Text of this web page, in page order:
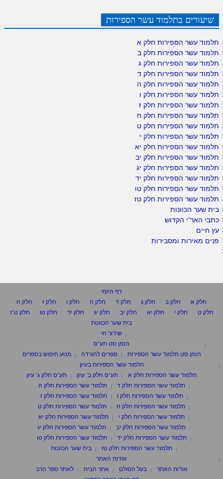
שיעורים בתלמוד עשר הספירות
תלמוד עשר הספירות חלק א
תלמוד עשר הספירות חלק ב
תלמוד עשר הספירות חלק ג
תלמוד עשר הספירות חלק ד
תלמוד עשר הספירות חלק ה
תלמוד עשר הספירות חלק ו
תלמוד עשר הספירות חלק ז
תלמוד עשר הספירות חלק ח
תלמוד עשר הספירות חלק ט
תלמוד עשר הספירות חלק י
תלמוד עשר הספירות חלק יא
תלמוד עשר הספירות חלק יב
תלמוד עשר הספירות חלק יג
תלמוד עשר הספירות חלק יד
תלמוד עשר הספירות חלק טו
תלמוד עשר הספירות חלק טז
בית שער הכוונות
כתבי האר"י הקדוש
עץ חיים
פנים מאירות ומסבירות
דף היומי
חלק א
חלק ב חלק ג חלק ד חלק ה חלק ו חלק ז
חלק ח
חלק ט
חלק י חלק יא חלק יב חלק יג חלק יד חלק טו
חלק ט"ז
בית שער הכוונות
שידור חי
הזמן סט תע"ס
הזמן סט תלמוד עשר הספירות
ספרים להורדה
מנוע חיפוש בספרים
תלמוד עשר הספירות בעיון
תלמוד עשר הספירות חלק א
תע"ס חלק ב' עיון
תע"ס חלק ג' עיון
תלמוד עשר הספירות חלק ד
תלמוד עשר הספירות חלק ה
תלמוד עשר הספירות חלק ו
תלמוד עשר הספירות חלק ז
תלמוד עשר הספירות חלק ח
תלמוד עשר הספירות חלק ט
תלמוד עשר הספירות חלק י
תלמוד עשר הספירות חלק יא
תלמוד עשר הספירות חלק יב
תלמוד עשר הספירות חלק יג
תלמוד עשר הספירות חלק יד
תלמוד עשר הספירות חלק טו
תלמוד עשר הספירות חלק טז
בית שער הכוונות
אודות האתר
אודות האתר
בעל הסולם אתר הבית
לאתר ספר הרב